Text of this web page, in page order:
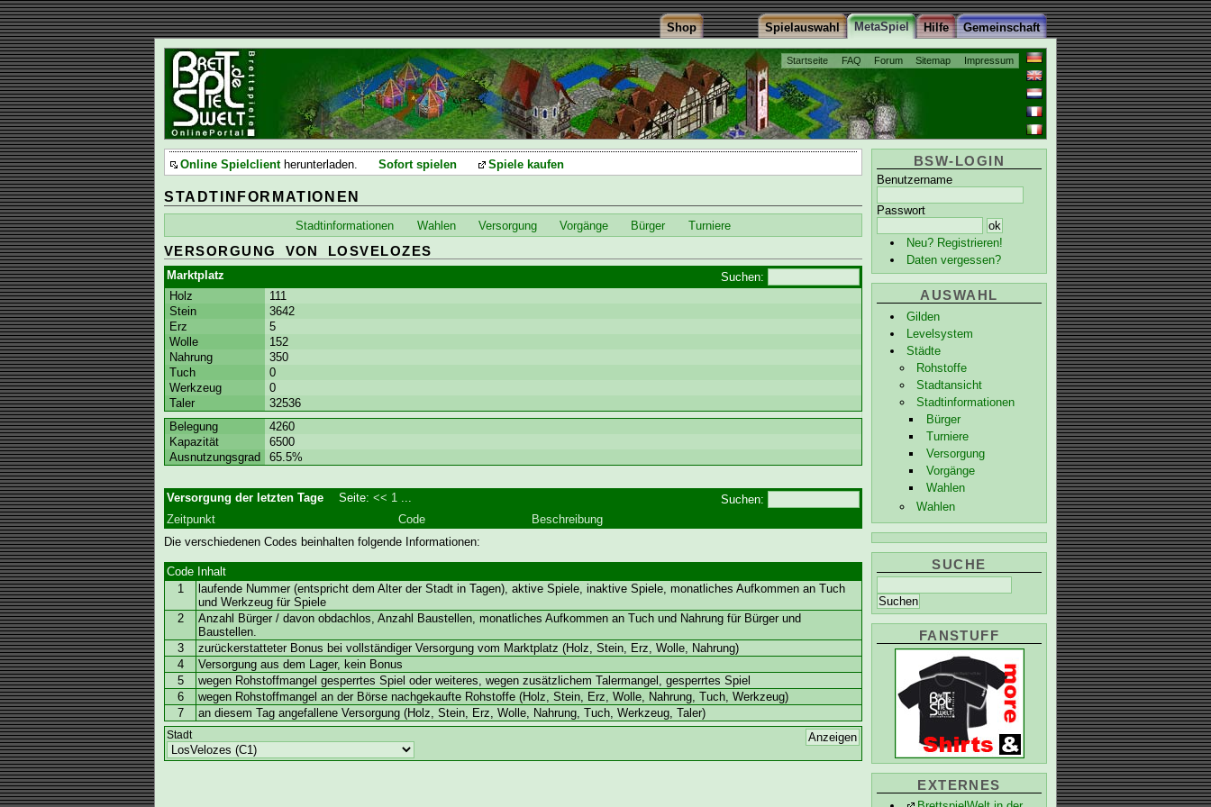
Startseite FAQ Forum Sitemap Impressum
Gemeinschaft
Hilfe
MetaSpiel
Spielauswahl
Shop
BSW-LOGIN
Benutzername
Passwort
Neu? Registrieren!
Daten vergessen?
AUSWAHL
Gilden
Levelsystem
Städte
Rohstoffe
Stadtansicht
Stadtinformationen
Bürger
Turniere
Versorgung
Vorgänge
Wahlen
Wahlen
SUCHE
FANSTUFF
EXTERNES
Online Spielclientherunterladen. Sofort spielen Spiele kaufen
STADTINFORMATIONEN
Stadtinformationen Wahlen Versorgung Vorgänge Bürger Turniere
VERSORGUNG VON LOSVELOZES
Suchen:
Marktplatz
Holz
111
Stein
3642
Erz
5
Wolle
152
Nahrung
350
Tuch
0
Werkzeug
0
Taler
32536
Belegung
4260
Kapazität
6500
Ausnutzungsgrad
65.5%
Suchen:
Versorgung der letzten Tage Seite:<< 1
Zeitpunkt
Code
Beschreibung
Die verschiedenen Codes beinhalten folgende Informationen:
Code Inhalt
1
laufende Nummer (entspricht dem Alter der Stadt in Tagen), aktive Spiele, inaktive Spiele, monatliches Aufkommen an Tuch
und Werkzeug für Spiele
2
Anzahl Bürger / davon obdachlos, Anzahl Baustellen, monatliches Aufkommen an Tuch und Nahrung für Bürger und
Baustellen.
3
zurückerstatteter Bonus bei vollständiger Versorgung vom Marktplatz (Holz, Stein, Erz, Wolle, Nahrung)
4
Versorgung aus dem Lager, kein Bonus
5
wegen Rohstoffmangel gesperrtes Spiel oder weiteres, wegen zusätzlichem Talermangel, gesperrtes Spiel
6
wegen Rohstoffmangel an der Börse nachgekaufte Rohstoffe (Holz, Stein, Erz, Wolle, Nahrung, Tuch, Werkzeug)
7
an diesem Tag angefallene Versorgung (Holz, Stein, Erz, Wolle, Nahrung, Tuch, Werkzeug, Taler)
Stadt